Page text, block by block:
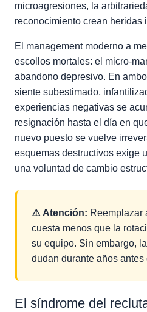
microagresiones, la
reconocimiento crean heridas
El management moderno a
escollos mortales: el micro-
abandono depresivo. En
siente subestimado,
experiencias negativas se
resignación hasta el día en
nuevo puesto se vuelve
esquemas destructivos exige
una voluntad de cambio
⚠️ Atención: Reemplazar
cuesta menos que la
su equipo. Sin embargo,
dudan durante años antes
El síndrome del